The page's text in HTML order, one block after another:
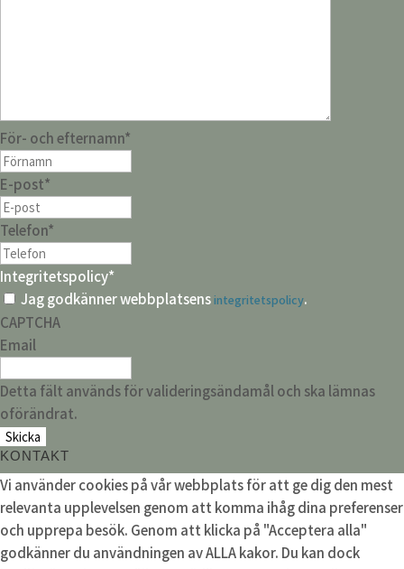
För- och efternamn*
E-post*
Telefon*
Integritetspolicy*
Jag godkänner webbplatsensintegritetspolicy.
CAPTCHA
Email
Detta fält används för valideringsändamål och ska lämnas
oförändrat.
KONTAKT
Vi använder cookies på vår webbplats för att ge dig den mest
relevanta upplevelsen genom att komma ihåg dina preferenser
och upprepa besök. Genom att klicka på "Acceptera alla"
godkänner du användningen av ALLA kakor. Du kan dock